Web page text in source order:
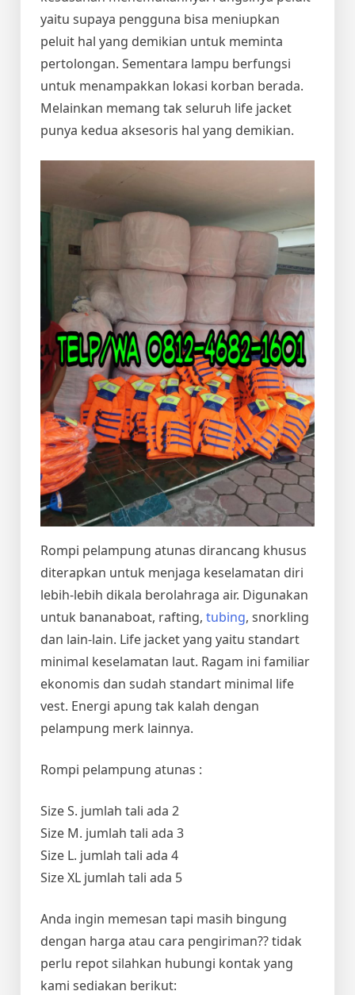
yaitu supaya pengguna bisa meniupkan
peluit hal yang demikian untuk meminta
pertolongan. Sementara lampu berfungsi
untuk menampakkan lokasi korban berada.
Melainkan memang tak seluruh life jacket
punya kedua aksesoris hal yang demikian.
Rompi pelampung atunas dirancang khusus
diterapkan untuk menjaga keselamatan diri
lebih-lebih dikala berolahraga air. Digunakan
untuk bananaboat, rafting, tubing, snorkling
dan lain-lain. Life jacket yang yaitu standart
minimal keselamatan laut. Ragam ini familiar
ekonomis dan sudah standart minimal life
vest. Energi apung tak kalah dengan
pelampung merk lainnya.
Rompi pelampung atunas :
Size S. jumlah tali ada 2
Size M. jumlah tali ada 3
Size L. jumlah tali ada 4
Size XL jumlah tali ada 5
Anda ingin memesan tapi masih bingung
dengan harga atau cara pengiriman?? tidak
perlu repot silahkan hubungi kontak yang
kami sediakan berikut: